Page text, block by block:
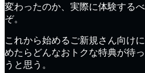
変わったのか
実際に体験するべ
ぞ。
これから始めるご新規さん向けに
めたら どんなおトクな特典が待
うと思う。